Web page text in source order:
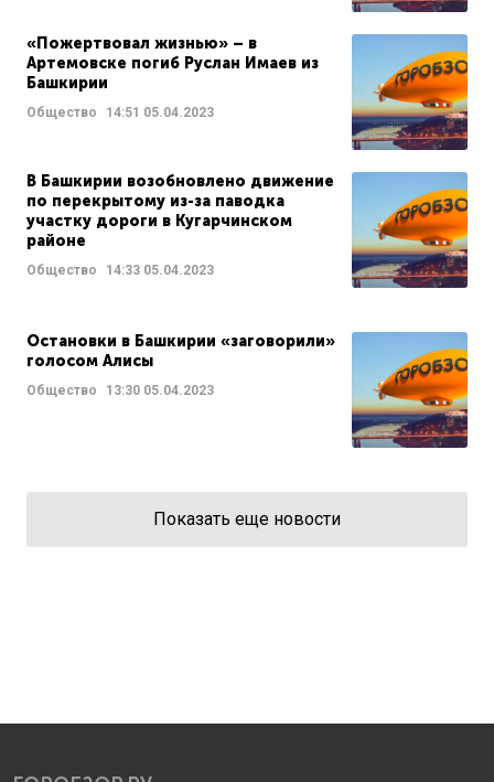
«Пожертвовал жизнью» – в
Артемовске погиб Руслан Имаев из
Башкирии
Общество 14:51 05.04.2023
В Башкирии возобновлено движение
по перекрытому из-за паводка
участку дороги в Кугарчинском
районе
Общество 14:33 05.04.2023
Остановки в Башкирии «заговорили»
голосом Алисы
Общество 13:30 05.04.2023
Показать еще новости